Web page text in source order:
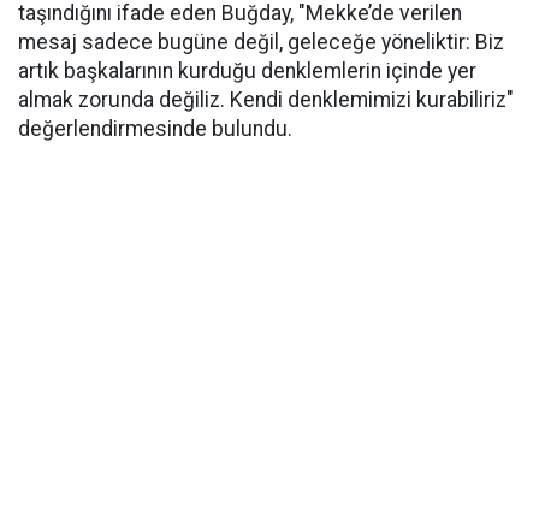
taşındığını ifade eden Buğday, "Mekke’de verilen
mesaj sadece bugüne değil, geleceğe yöneliktir: Biz
artık başkalarının kurduğu denklemlerin içinde yer
almak zorunda değiliz. Kendi denklemimizi kurabiliriz"
değerlendirmesinde bulundu.